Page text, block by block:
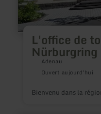
L'office de
Nürburgring
Adenau
Ouvert aujourd'hui
Bienvenu dans la